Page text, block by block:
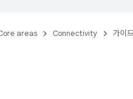
areas Connectivity 가이드